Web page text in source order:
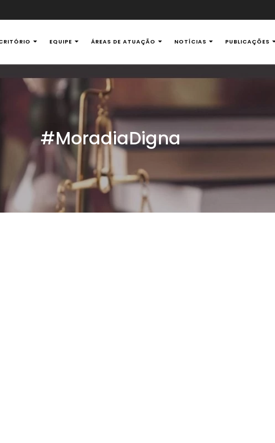
Ambiental
EQUIPE ÁREAS DE ATUAÇÃO NOTÍCIAS PUBLICAÇÕES
#MoradiaDigna